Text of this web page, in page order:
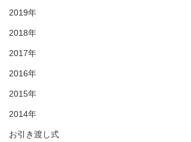
2019年
2018年
2017年
2016年
2015年
2014年
お引き渡し式